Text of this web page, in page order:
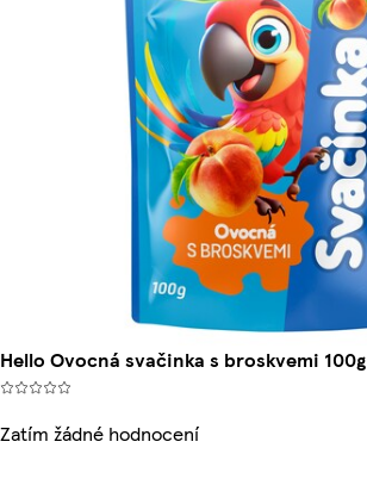
Hello Ovocná svačinka s broskvemi 100g
Zatím žádné hodnocení